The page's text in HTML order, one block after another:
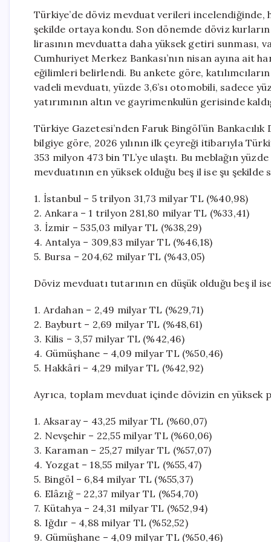
Türkiye’de döviz mevduat verileri incelendiğinde,
şekilde ortaya kondu. Son dönemde döviz
lirasının mevduatta daha yüksek getiri sunması,
Cumhuriyet Merkez Bankası’nın nisan ayına ait
eğilimleri belirlendi. Bu ankete göre,
vadeli mevduatı, yüzde 3,6’sı otomobili, sadece
yatırımının altın ve gayrimenkulün gerisinde
Türkiye Gazetesi’nden Faruk Bingöl’ün
bilgiye göre, 2026 yılının ilk çeyreği itibarıyla
353 milyon 473 bin TL’ye ulaştı. Bu meblağın
mevduatının en yüksek olduğu beş il ise şu şekilde
1. İstanbul – 5 trilyon 31,73 milyar TL (%40,98)
2. Ankara – 1 trilyon 281,80 milyar TL (%33,41)
3. İzmir – 535,03 milyar TL (%38,29)
4. Antalya – 309,83 milyar TL (%46,18)
5. Bursa – 204,62 milyar TL (%43,05)
Döviz mevduatı tutarının en düşük olduğu beş il
1. Ardahan – 2,49 milyar TL (%29,71)
2. Bayburt – 2,69 milyar TL (%48,61)
3. Kilis – 3,57 milyar TL (%42,46)
4. Gümüşhane – 4,09 milyar TL (%50,46)
5. Hakkâri – 4,29 milyar TL (%42,92)
Ayrıca, toplam mevduat içinde dövizin en yüksek
1. Aksaray – 43,25 milyar TL (%60,07)
2. Nevşehir – 22,55 milyar TL (%60,06)
3. Karaman – 25,27 milyar TL (%57,07)
4. Yozgat – 18,55 milyar TL (%55,47)
5. Bingöl – 6,84 milyar TL (%55,37)
6. Elâzığ – 22,37 milyar TL (%54,70)
7. Kütahya – 24,31 milyar TL (%52,94)
8. Iğdır – 4,88 milyar TL (%52,52)
9. Gümüşhane – 4,09 milyar TL (%50,46)